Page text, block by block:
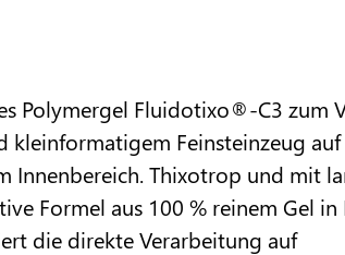
Polymergel Fluidotixo®-C3 zum
kleinformatigem Feinsteinzeug auf
Innenbereich. Thixotrop und mit
Formel aus 100 % reinem Gel in
die direkte Verarbeitung auf